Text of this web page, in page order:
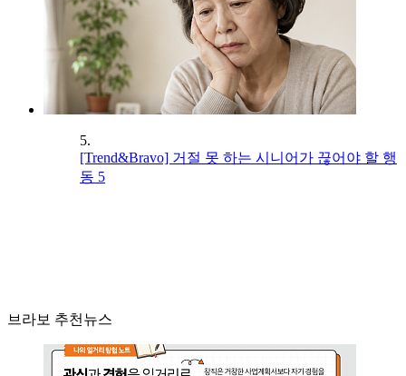
5.
[Trend&Bravo] 거절 못 하는 시니어가 끊어야 할 행
동 5
브라보 추천뉴스